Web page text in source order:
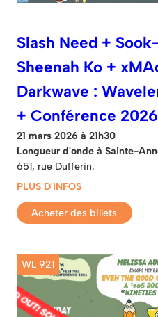
Slash Need +
Sheenah Ko +
Darkwave :
+ Conférence 2026
21 mars 2026 à 21h30
Longueur d'onde à Sainte-
651, rue Dufferin.
PLUS D'INFOS
Acheter des billets
WL 921